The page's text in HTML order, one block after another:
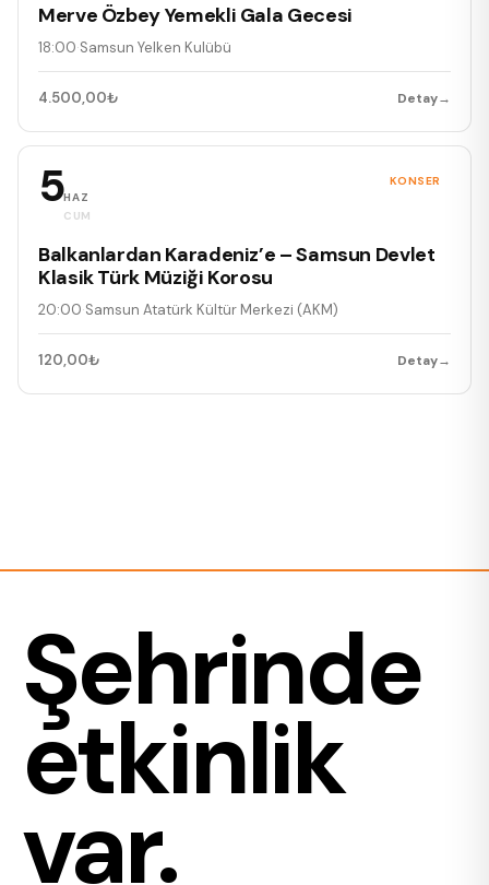
Merve Özbey Yemekli Gala Gecesi
18:00·Samsun Yelken Kulübü
4.500,00₺ Detay→
5HAZ
CUM
KONSER
Balkanlardan Karadeniz’e – Samsun Devlet
Klasik Türk Müziği Korosu
20:00·Samsun Atatürk Kültür Merkezi (AKM)
120,00₺ Detay→
Şehrinde
etkinlik
var.